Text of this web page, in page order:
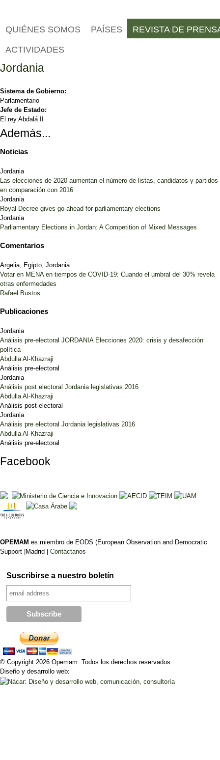
QUIÉNES SOMOS PAÍSES REVISTA DE
ACTIVIDADES
Jordania
Sistema de Gobierno:
Parlamentario
Jefe de Estado:
El rey Abdalá II
Además...
Noticias
Jordania
Las elecciones de 2020 aumentan el número de listas, candidatos y partidos
en comparación con 2016
Jordania
Royal Decree gives go-ahead for parliamentary elections
Jordania
Parliamentary Elections in Jordan: A Competition of Mixed Messages
Comentarios
Argelia, Egipto, Jordania
Votar en MENA en tiempos de COVID-19: Cuando el umbral del 30% revela
otras enfermedades
Rafael Bustos
Publicaciones
Jordania
Análisis pre-electoral JORDANIA Elecciones 2020: crisis y desafección
política
Abdulla Al-Khazraji
Análisis pre-electoral
Jordania
Análisis post electoral Jordania legislativas 2016
Abdulla Al-Khazraji
Análisis post-electoral
Jordania
Análisis pre electoral Jordania legislativas 2016
Abdulla Al-Khazraji
Análisis pre-electoral
Facebook
OPEMAM es miembro de EODS (European Observation and Democratic
Support |Madrid | Contáctanos
Suscribirse a nuestro boletín
© Copyright 2026 Opemam. Todos los derechos reservados.
Diseño y desarrollo web: